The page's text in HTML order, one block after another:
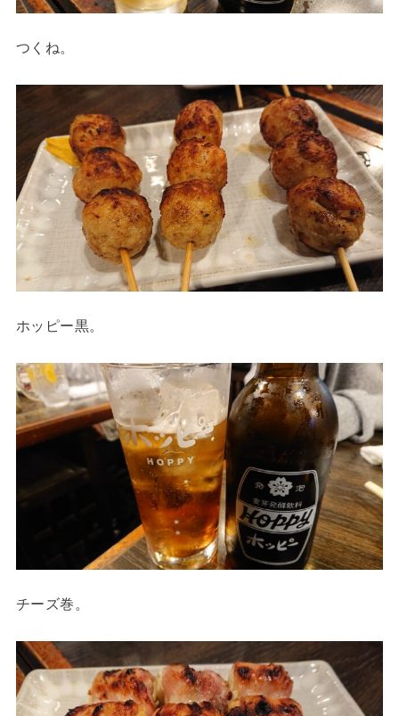
つくね。
ホッピー黒。
チーズ巻。